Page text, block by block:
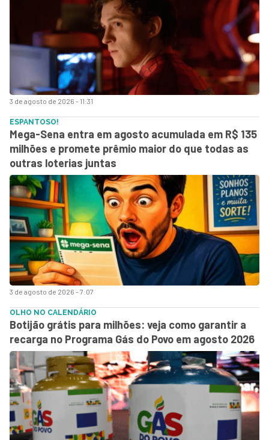
3 de agosto de 2026 - 11:31
3 de agosto de 2026 - 7:07
ESPANTOSO!
Mega-Sena entra em agosto acumulada em R$ 135
milhões e promete prêmio maior do que todas as
outras loterias juntas
OLHO NO CALENDÁRIO
Botijão grátis para milhões: veja como garantir a
recarga no Programa Gás do Povo em agosto 2026